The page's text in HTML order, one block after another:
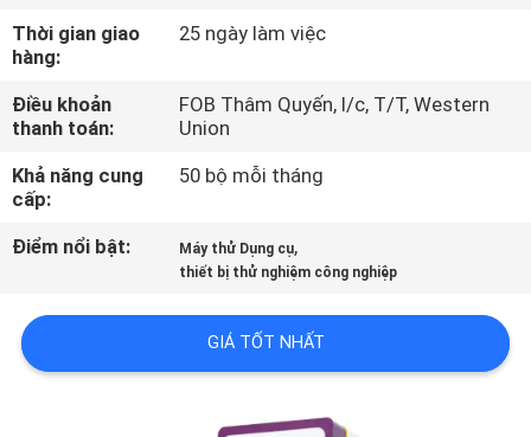
KIỂM
SOÁT
CHẤT
LƯỢNG
HỆ
CHÚNG
Thời gian giao
hàng:
25 ngày làm việc
Điều khoản
thanh toán:
FOB Thâm Quyến, l/c, T/T, Western
Union
Khả năng cung
cấp:
50 bộ mỗi tháng
Điểm nổi bật: Máy thử Dụng cụ,
thiết bị thử nghiệm công nghiệp
GIÁ TỐT NHẤT